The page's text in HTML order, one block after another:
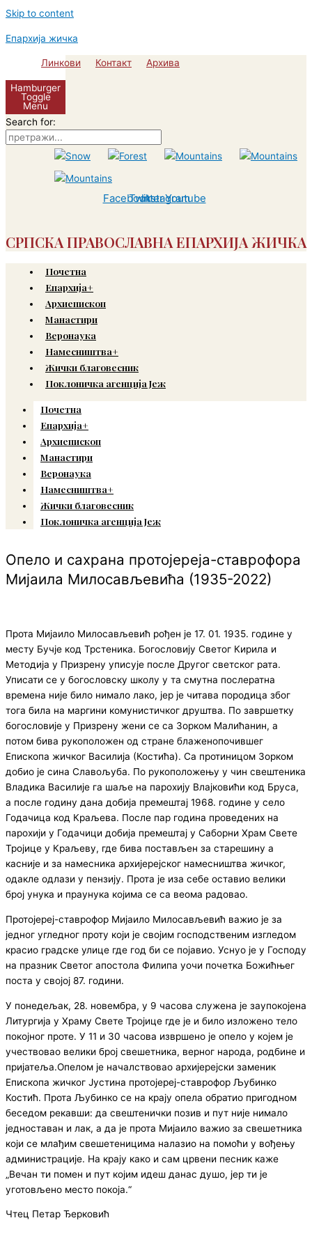
Skip to content
Епархија жичка
Линкови Контакт Архива
Hamburger
Toggle
Menu
Search for:
Facebook
Twitter
Instagram
Youtube
СРПСКА ПРАВОСЛАВНА ЕПАРХИЈА ЖИЧКА
Почетна
Епархија+
Архиепископ
Манастири
Веронаука
Намесништва+
Жички благовесник
Поклоничка агенција Јеж
Почетна
Епархија+
Архиепископ
Манастири
Веронаука
Намесништва+
Жички благовесник
Поклоничка агенција Јеж
Опело и сахрана протојереја-ставрофора
Мијаила Милосављевића (1935-2022)
Прота Мијаило Милосављевић рођен је 17. 01. 1935. године у
месту Бучје код Трстеника. Богословију Светог Кирила и
Методија у Призрену уписује после Другог светског рата.
Уписати се у богословску школу у та смутна послератна
времена није било нимало лако, јер је читава породица због
тога била на маргини комунистичког друштва. По завршетку
богословије у Призрену жени се са Зорком Малићанин, а
потом бива рукоположен од стране блаженопочившег
Епископа жичког Василија (Костића). Са протиницом Зорком
добио је сина Славољуба. По рукоположењу у чин свештеника
Владика Василије га шаље на парохију Влајковићи код Бруса,
а после годину дана добија премештај 1968. године у село
Годачица код Краљева. После пар година проведених на
парохији у Годачици добија премештај у Саборни Храм Свете
Тројице у Краљеву, где бива постављен за старешину а
касније и за намесника архијерејског намесништва жичког,
одакле одлази у пензију. Прота је иза себе оставио велики
број унука и праунука којима се са веома радовао.
Протојереј-ставрофор Мијаило Милосављевић важио је за
једног угледног проту који је својим господственим изгледом
красио градске улице где год би се појавио. Уснуо је у Господу
на празник Светог апостола Филипа уочи почетка Божићњег
поста у својој 87. години.
У понедељак, 28. новембра, у 9 часова служена је заупокојена
Литургија у Храму Свете Тројице где је и било изложено тело
покојног проте. У 11 и 30 часова извршено је опело у којем је
учествовао велики број свешетника, верног народа, родбине и
пријатеља.Опелом је началствовао архијерејски заменик
Епископа жичког Јустина протојереј-ставрофор Љубинко
Костић. Прота Љубинко се на крају опела обратио пригодном
беседом рекавши: да свештенички позив и пут није нимало
једноставан и лак, а да је прота Мијаило важио за свешетника
који се млађим свешетеницима налазио на помоћи у вођењу
администрације. На крају како и сам црвени песник каже
„Вечан ти помен и пут којим идеш данас душо, јер ти је
уготовљено место покоја.“
Чтец Петар Ђерковић